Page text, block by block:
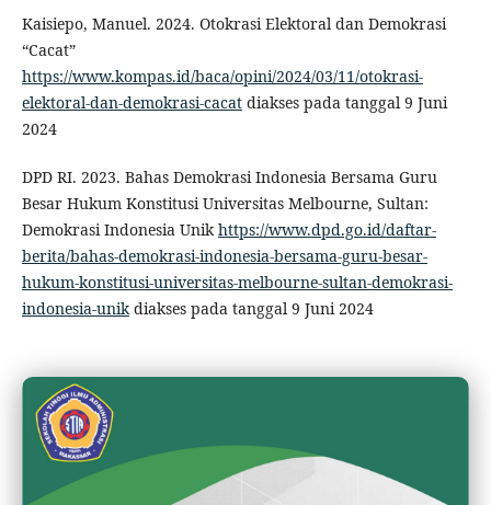
Kaisiepo, Manuel. 2024. Otokrasi Elektoral dan Demokrasi
“Cacat”
https://www.kompas.id/baca/opini/2024/03/11/otokrasi-
elektoral-dan-demokrasi-cacatdiakses pada tanggal 9 Juni
2024
DPD RI. 2023. Bahas Demokrasi Indonesia Bersama Guru
Besar Hukum Konstitusi Universitas Melbourne, Sultan:
Demokrasi Indonesia Unikhttps://www.dpd.go.id/daftar-
berita/bahas-demokrasi-indonesia-bersama-guru-besar-
hukum-konstitusi-universitas-melbourne-sultan-demokrasi-
indonesia-unikdiakses pada tanggal 9 Juni 2024